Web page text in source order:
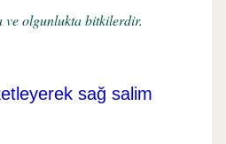
ve olgunlukta bitkilerdir.
sağ salim